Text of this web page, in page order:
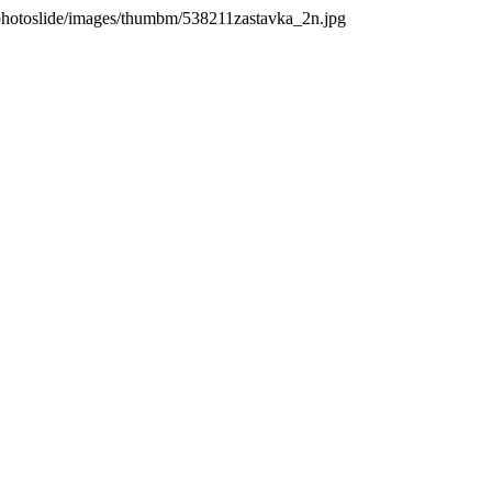
images/thumbm/538211zastavka_2n.jpg